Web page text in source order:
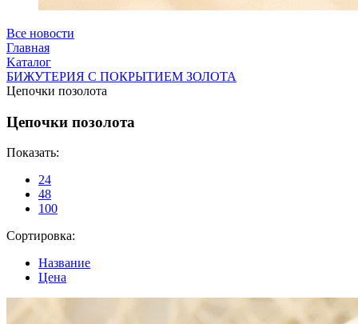
Все новости
Главная
Kаталог
БИЖУТЕРИЯ С ПОКРЫТИЕМ ЗОЛОТА
Цепочки позолота
Цепочки позолота
Показать:
24
48
100
Сортировка:
Название
Цена